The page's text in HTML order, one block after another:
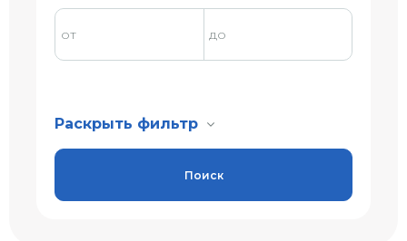
Раскрыть фильтр
Поиск